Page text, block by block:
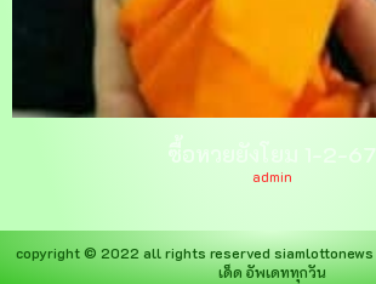
ซื้อหวยยังโยม 1-2-67
admin
copyright © 2022 all rights reservedsiamlottonews
เด็ด อัพเดททุกวัน